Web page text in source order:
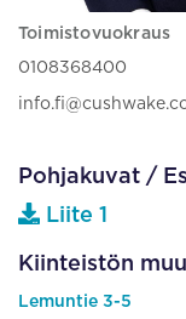
Toimistovuokraus
0108368400
Pohjakuvat /
Liite 1
Kiinteistön
Lemuntie 3-5